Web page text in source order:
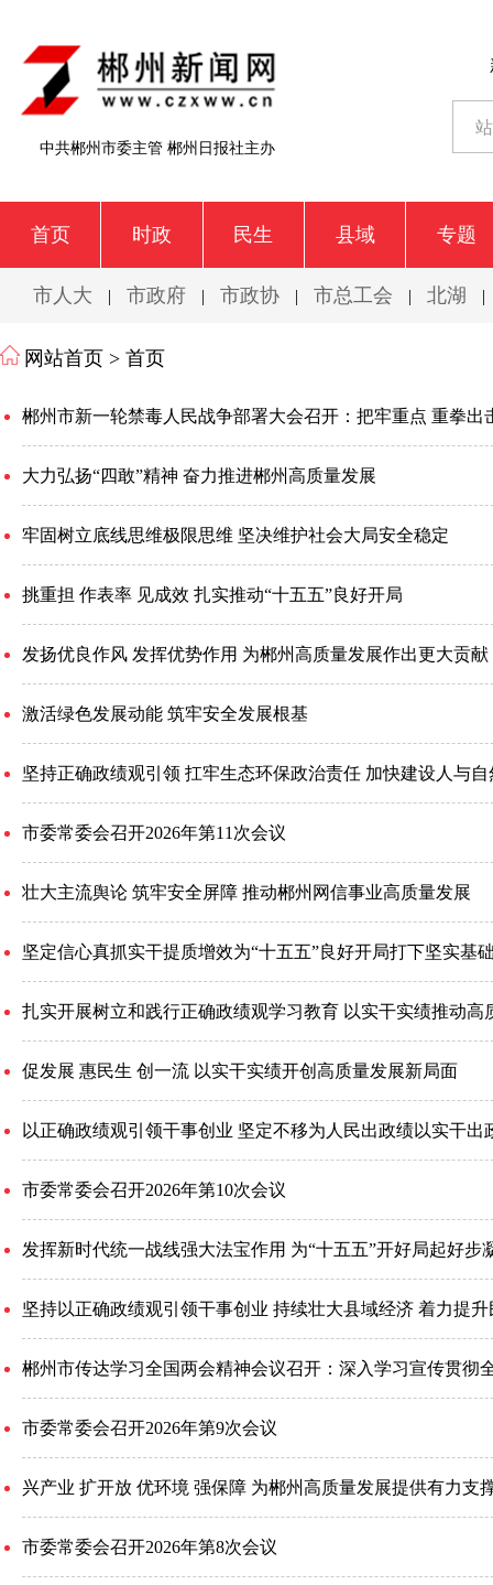
中共郴州市委主管 郴州日报社主办
首页 时政 民生 县域 专题
市人大 | 市政府 | 市政协 | 市总工会 | 北湖 |
网站首页 > 首页
大力弘扬“四敢”精神 奋力推进郴州高质量发展
牢固树立底线思维极限思维 坚决维护社会大局安全稳定
挑重担 作表率 见成效 扎实推动“十五五”良好开局
发扬优良作风 发挥优势作用 为郴州高质量发展作出更大贡献
激活绿色发展动能 筑牢安全发展根基
坚持正确政绩观引领 扛牢生态环保政治责任 加快建设人与
市委常委会召开2026年第11次会议
壮大主流舆论 筑牢安全屏障 推动郴州网信事业高质量发展
坚定信心真抓实干提质增效为“十五五”良好开局打下坚实基
扎实开展树立和践行正确政绩观学习教育 以实干实绩推动高
促发展 惠民生 创一流 以实干实绩开创高质量发展新局面
以正确政绩观引领干事创业 坚定不移为人民出政绩以实干出
市委常委会召开2026年第10次会议
发挥新时代统一战线强大法宝作用 为“十五五”开好局起好步
坚持以正确政绩观引领干事创业 持续壮大县域经济 着力提
市委常委会召开2026年第9次会议
兴产业 扩开放 优环境 强保障 为郴州高质量发展提供有力支
市委常委会召开2026年第8次会议